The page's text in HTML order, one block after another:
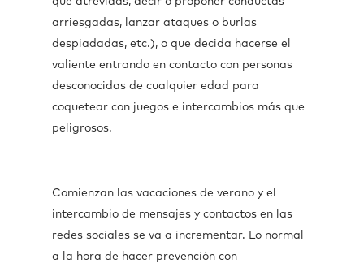
arriesgadas, lanzar ataques o burlas
despiadadas, etc.), o que decida hacerse el
valiente entrando en contacto con personas
desconocidas de cualquier edad para
coquetear con juegos e intercambios más que
peligrosos.
Comienzan las vacaciones de verano y el
intercambio de mensajes y contactos en las
redes sociales se va a incrementar. Lo normal
a la hora de hacer prevención con